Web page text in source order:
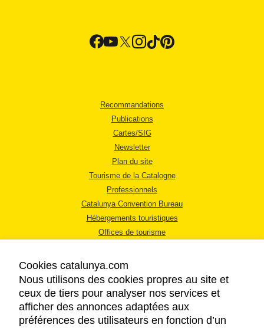
Recommandations
Publications
Cartes/SIG
Newsletter
Plan du site
Tourisme de la Catalogne
Professionnels
Catalunya Convention Bureau
Hébergements touristiques
Offices de tourisme
MENTIONS LÉGALES
Cookies catalunya.com
Nous utilisons des cookies propres au site et
ceux de tiers pour analyser nos services et
afficher des annonces adaptées aux
préférences des utilisateurs en fonction d’un